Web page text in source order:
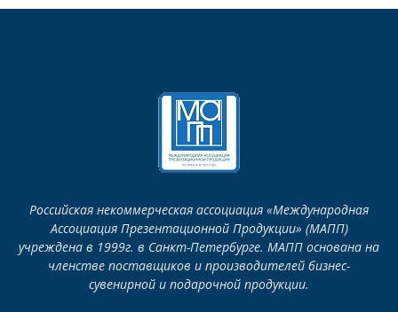
Российская некоммерческая ассоциация «Международная
Ассоциация Презентационной Продукции» (МАПП)
учреждена в 1999г. в Санкт-Петербурге. МАПП основана на
членстве поставщиков и производителей бизнес-
сувенирной и подарочной продукции.